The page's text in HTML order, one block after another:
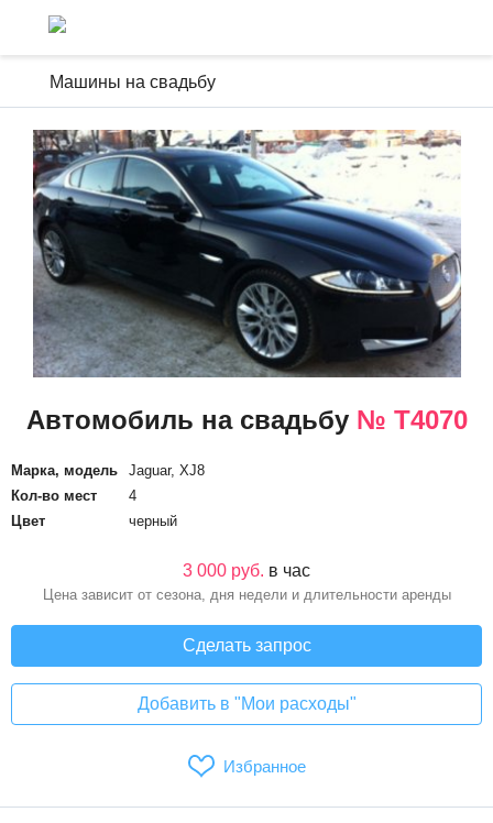
Машины на свадьбу
Автомобиль на свадьбу № Т4070
Марка, модель
Jaguar, XJ8
Кол-во мест
4
Цвет
черный
3 000 руб. в час
Цена зависит от сезона, дня недели и длительности аренды
Сделать запрос
Добавить в "Мои расходы"
Избранное